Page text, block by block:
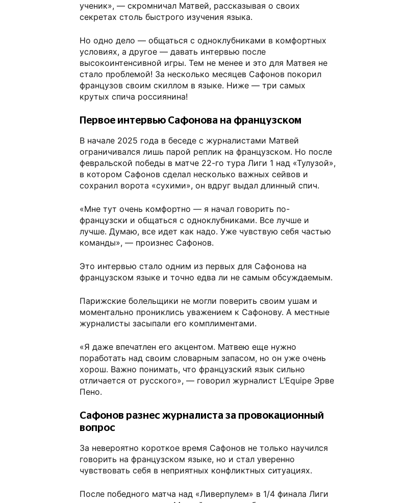
ученик», — скромничал Матвей, рассказывая о своих
секретах столь быстрого изучения языка.
Но одно дело — общаться с одноклубниками в комфортных
условиях, а другое — давать интервью после
высокоинтенсивной игры. Тем не менее и это для Матвея не
стало проблемой! За несколько месяцев Сафонов покорил
французов своим скиллом в языке. Ниже — три самых
крутых спича россиянина!
Первое интервью Сафонова на французском
В начале 2025 года в беседе с журналистами Матвей
ограничивался лишь парой реплик на французском. Но после
февральской победы в матче 22-го тура Лиги 1 над «Тулузой»,
в котором Сафонов сделал несколько важных сейвов и
сохранил ворота «сухими», он вдруг выдал длинный спич.
«Мне тут очень комфортно — я начал говорить по-
французски и общаться с одноклубниками. Все лучше и
лучше. Думаю, все идет как надо. Уже чувствую себя частью
команды», — произнес Сафонов.
Это интервью стало одним из первых для Сафонова на
французском языке и точно едва ли не самым обсуждаемым.
Парижские болельщики не могли поверить своим ушам и
моментально прониклись уважением к Сафонову. А местные
журналисты засыпали его комплиментами.
«Я даже впечатлен его акцентом. Матвею еще нужно
поработать над своим словарным запасом, но он уже очень
хорош. Важно понимать, что французский язык сильно
отличается от русского», — говорил журналист L’Equipe Эрве
Пено.
Сафонов разнес журналиста за провокационный
вопрос
За невероятно короткое время Сафонов не только научился
говорить на французском языке, но и стал уверенно
чувствовать себя в неприятных конфликтных ситуациях.
После победного матча над «Ливерпулем» в 1/4 финала Лиги